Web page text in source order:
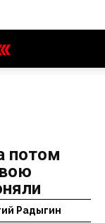
потом
Радыгин